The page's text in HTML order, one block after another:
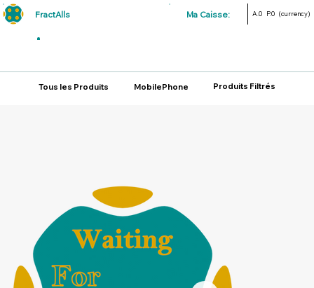
FractAlls Ma Caisse: A.0 P.0 (currency)
Tous les Produits MobilePhone Produits Filtrés